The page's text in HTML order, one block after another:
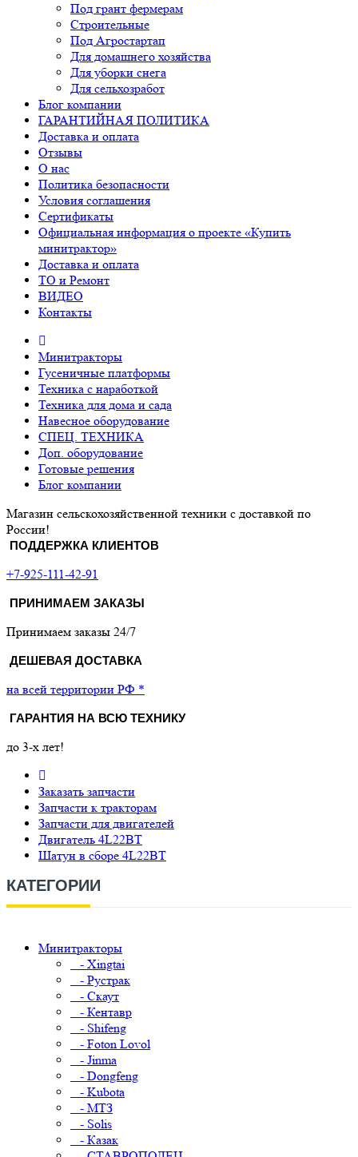
Под грант фермерам
Строительные
Под Агростартап
Для домашнего хозяйства
Для уборки снега
Для сельхозработ
Блог компании
ГАРАНТИЙНАЯ ПОЛИТИКА
Доставка и оплата
Отзывы
О нас
Политика безопасности
Условия соглашения
Сертификаты
Официальная информация о проекте «Купить
минитрактор»
Доставка и оплата
ТО и Ремонт
ВИДЕО
Контакты
Минитракторы
Гусеничные платформы
Техника с наработкой
Техника для дома и сада
Навесное оборудование
СПЕЦ. ТЕХНИКА
Доп. оборудование
Готовые решения
Блог компании
Магазин сельскохозяйственной техники с доставкой по
России!
ПОДДЕРЖКА КЛИЕНТОВ
+7-925-111-42-91
ПРИНИМАЕМ ЗАКАЗЫ
Принимаем заказы 24/7
ДЕШЕВАЯ ДОСТАВКА
на всей территории РФ *
ГАРАНТИЯ НА ВСЮ ТЕХНИКУ
до 3-х лет!
Заказать запчасти
Запчасти к тракторам
Запчасти для двигателей
Двигатель 4L22BT
Шатун в сборе 4L22BT
КАТЕГОРИИ
Минитракторы
- Xingtai
- Рустрак
- Скаут
- Кентавр
- Shifeng
- Foton Lovol
- Jinma
- Dongfeng
- Kubota
- МТЗ
- Solis
- Казак